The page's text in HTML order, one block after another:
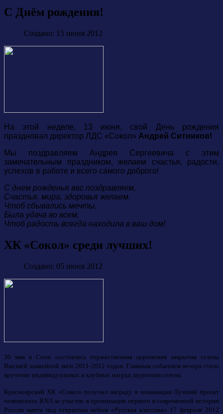
С Днём рождения!
Создано: 15 июня 2012
На этой неделе, 13 июня, свой День рождения
праздновал директор ЛДС «Сокол» Андрей Ситников!
Мы поздравляем Андрея Сергеевича с этим
замечательным праздником, желаем счастья, радости,
успехов в работе и всего самого доброго!
С днем рожденья вас поздравляем,
Счастья, мира, здоровья желаем.
Чтоб сбывались мечты,
Была удача во всем,
Чтоб радость всегда находила в ваш дом!
ХК «Сокол» среди лучших!
Создано: 05 июня 2012
30 мая в Сочи состоялась торжественная церемония закрытия сезона
Высшей хоккейной лиги 2011-2012 годов. Главным событием вечера стало
вручение индивидуальных и клубных наград лауреатам сезона.
Красноярский ХК «Сокол» получил награду в номинации Лучший проект
чемпионата ВХЛ за участие в организации первого в современной истории
России мачта под открытым небом «Русская классика» 17 февраля 2012